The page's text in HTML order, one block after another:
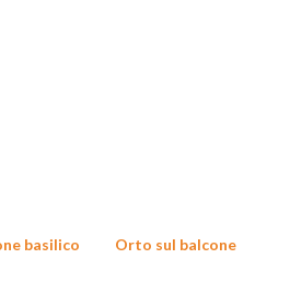
basilico Orto sul balcone